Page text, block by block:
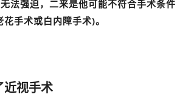
法强迫，二来是他可能不符合手术条
手术或白内障手术)。
近视手术